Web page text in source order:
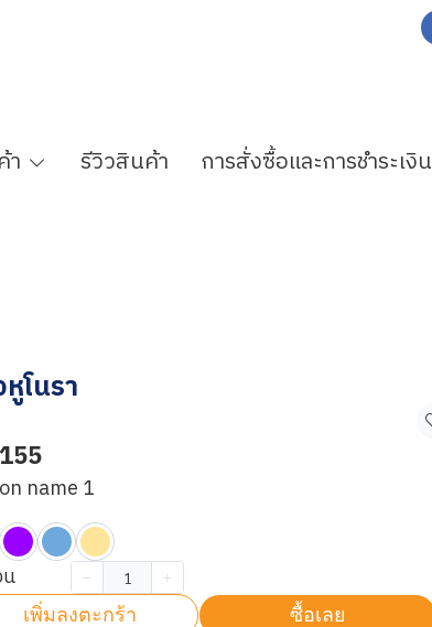
า รีวิวสินค้า การสั่งซื้อและการชำระเงิน
โนรา
name 1
เพิ่มลงตะกร้า ซื้อเลย